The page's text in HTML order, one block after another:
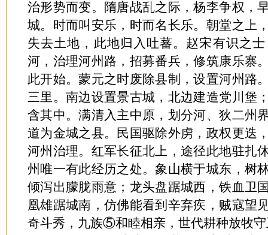
治形势而变。隋唐战乱之际，杨李争权，
城。时而叫安乐，时而名长乐。朝堂之上
失去土地，此地归入吐蕃。赵宋有识之
河，治理河州路，招募番兵，修筑康乐寨
此开始。蒙元之时废除县制，设置河州路
三里。南边设置景古城，北边建造党川堡
含其中。满清入主中原，划分河、狄二州
道为金城之县。民国驱除外虏，政权更迭
河州治理。红军长征北上，途径此地驻扎
州唯一有此经历之处。象山横于城东，树
倾泻出朦胧雨意；龙头盘踞城西，铁血卫
凰雄踞城南，仿佛能看到辛弃疾，贼寇望
奇斗秀，九族⑤和睦相亲，世代耕种放牧